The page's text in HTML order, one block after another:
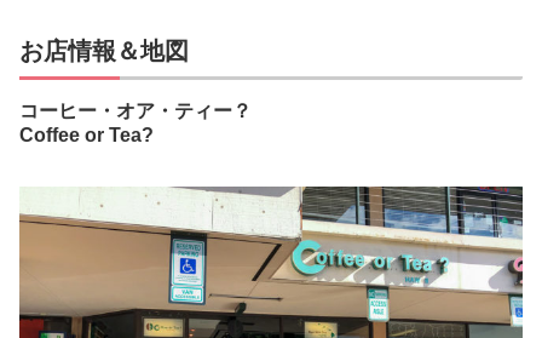
お店情報＆地図
コーヒー・オア・ティー？
Coffee or Tea?